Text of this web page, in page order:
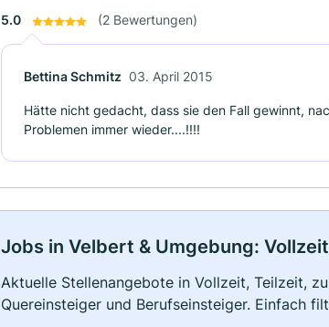
5.0 (2 Bewertungen)
Bettina Schmitz 03. April 2015
Hätte nicht gedacht, dass sie den Fall gewinnt,
Problemen immer wieder....!!!!
Jobs in Velbert & Umgebung:
Aktuelle Stellenangebote in Vollzeit, Teilzeit,
Quereinsteiger und Berufseinsteiger. Einfach